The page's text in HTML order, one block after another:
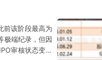
前该阶段最高为
极端纪录，但因
审核状态变更